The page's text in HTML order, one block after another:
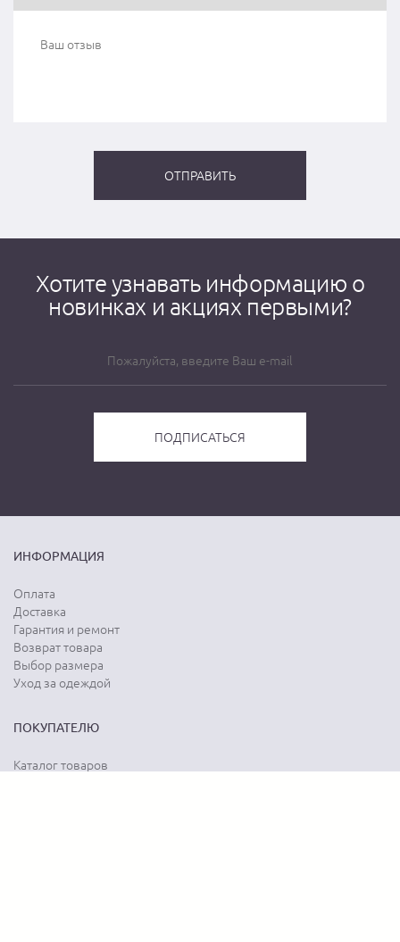
Хотите узнавать информацию о
новинках и акциях первыми?
ИНФОРМАЦИЯ
Оплата
Доставка
Гарантия и ремонт
Возврат товара
Выбор размера
Уход за одеждой
ПОКУПАТЕЛЮ
Каталог товаров